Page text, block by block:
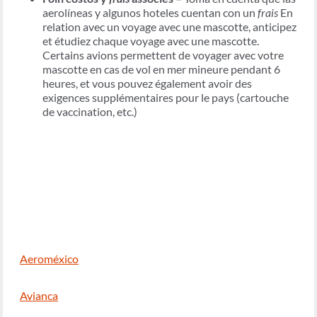
aerolíneas y algunos hoteles cuentan con un frais En
relation avec un voyage avec une mascotte, anticipez
et étudiez chaque voyage avec une mascotte.
Certains avions permettent de voyager avec votre
mascotte en cas de vol en mer mineure pendant 6
heures, et vous pouvez également avoir des
exigences supplémentaires pour le pays (cartouche
de vaccination, etc.)
Aeroméxico
Avianca